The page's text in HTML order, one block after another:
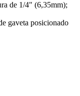
de 1/4" (6,35mm);
gaveta posicionado